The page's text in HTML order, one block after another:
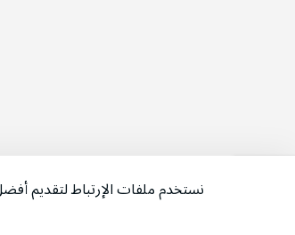
نستخدم ملفات الإرتباط لتقديم